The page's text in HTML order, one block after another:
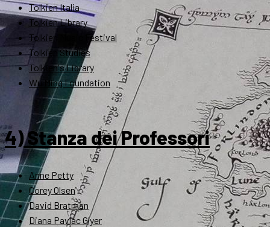
Tolkien Italia
Tolkien Library
Tolkien Music Festival
Tolkien Studies
Tolkien's Library
Wu Ming Foundation
4) Stanza dei Professori
Anne Petty
Corey Olsen
David Bratman
Diana Pavlac Glyer